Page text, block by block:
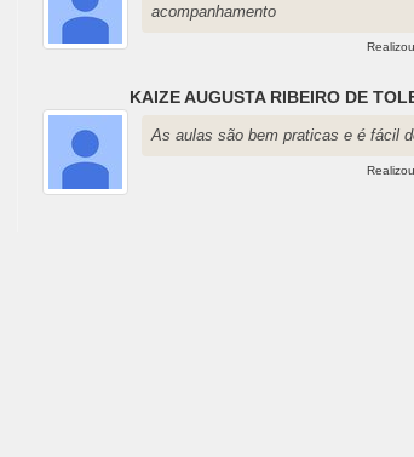
acompanhamento
Realizou
KAIZE AUGUSTA RIBEIRO DE
As aulas são bem praticas e é fácil
Realizou